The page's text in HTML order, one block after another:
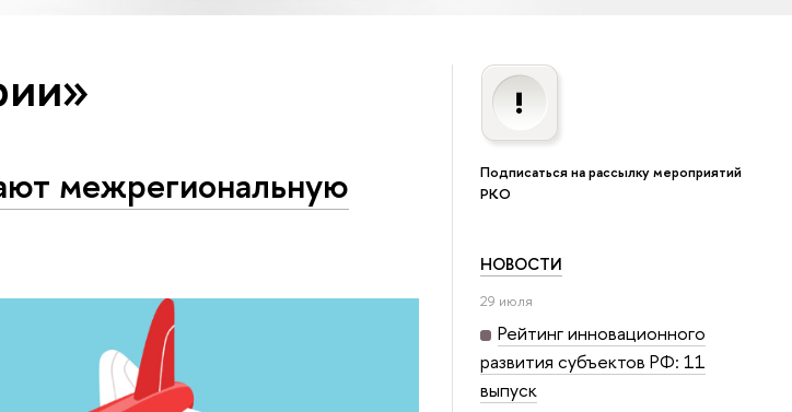
Подписаться на рассылку мероприятий
РКО
НОВОСТИ
29 июля
Рейтинг инновационного
развития субъектов РФ: 11
выпуск
межрегиональную